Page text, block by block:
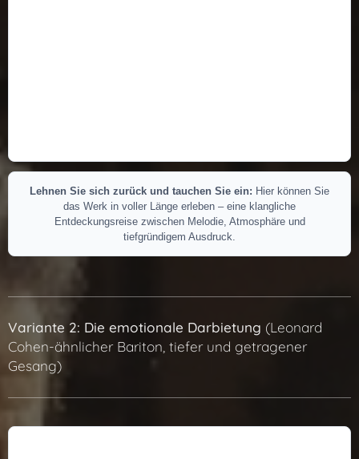
Lehnen Sie sich zurück und tauchen Sie ein: Hier können Sie
das Werk in voller Länge erleben – eine klangliche
Entdeckungsreise zwischen Melodie, Atmosphäre und
tiefgründigem Ausdruck.
Variante 2: Die emotionale Darbietung (Leonard
Cohen-ähnlicher Bariton, tiefer und getragener
Gesang)